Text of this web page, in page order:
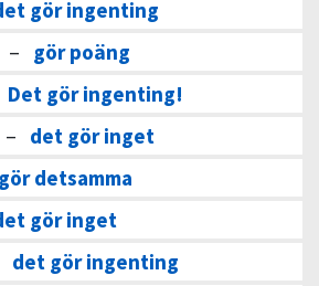
gör ingenting
– gör poäng
Det gör ingenting!
– det gör inget
detsamma
gör inget
det gör ingenting